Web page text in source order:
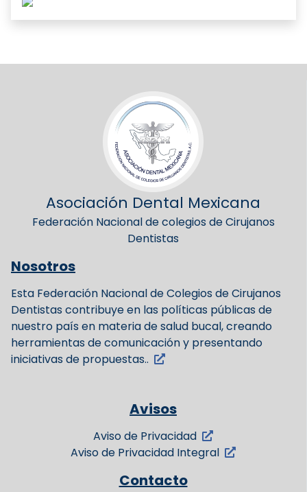
Asociación Dental Mexicana
Federación Nacional de colegios de Cirujanos
Dentistas
Nosotros
Esta Federación Nacional de Colegios de Cirujanos
Dentistas contribuye en las políticas públicas de
nuestro país en materia de salud bucal, creando
herramientas de comunicación y presentando
iniciativas de propuestas..
Avisos
Aviso de Privacidad
Aviso de Privacidad Integral
Contacto